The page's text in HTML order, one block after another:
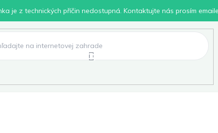
je z technických příčin nedostupná. Kontaktujte nás prosím